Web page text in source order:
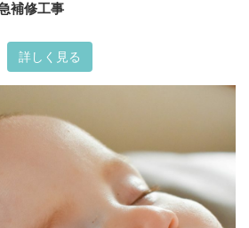
補修工事
詳しく見る